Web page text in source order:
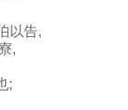
以告,
,
;